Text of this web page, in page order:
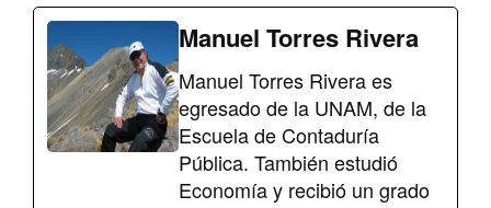
Manuel Torres Rivera
Manuel Torres Rivera es
egresado de la UNAM, de la
Escuela de Contaduría
Pública. También estudió
Economía y recibió un grado